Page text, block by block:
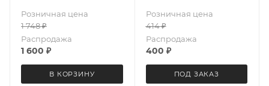
Розничная цена
1 748₽
Распродажа
1 600 ₽
В КОРЗИНУ
Розничная цена
414₽
Распродажа
400 ₽
ПОД ЗАКАЗ